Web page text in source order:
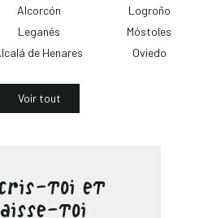
Alcorcón
Leganés
de Henares
Logroño
Móstoles
Oviedo
Voir tout
toi et
toi